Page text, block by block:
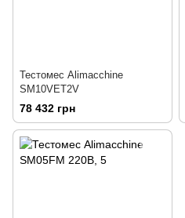
Тестомес Alimacchine
SM10VET2V
78 432 грн